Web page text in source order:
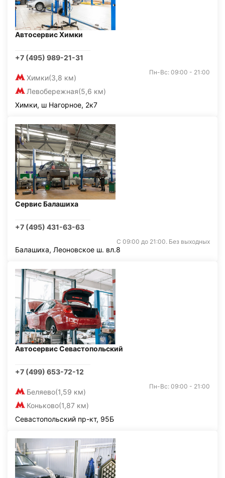
Автосервис Химки
+7 (495) 989-21-31
Химки(3,8 км)
Левобережная(5,6 км)
Пн-Вс: 09:00 - 21:00
Химки, ш Нагорное, 2к7
Сервис Балашиха
+7 (495) 431-63-63
С 09:00 до 21:00. Без выходных
Балашиха, Леоновское ш. вл.8
Автосервис Севастопольский
+7 (499) 653-72-12
Беляево(1,59 км)
Коньково(1,87 км)
Пн-Вс: 09:00 - 21:00
Севастопольский пр-кт, 95Б